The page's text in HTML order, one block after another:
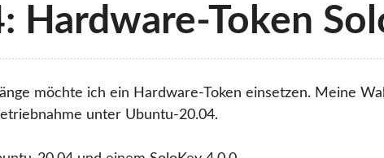
Hardware-Token
möchte ich ein Hardware-Token einsetzen. Meine
unter Ubuntu-20.04.